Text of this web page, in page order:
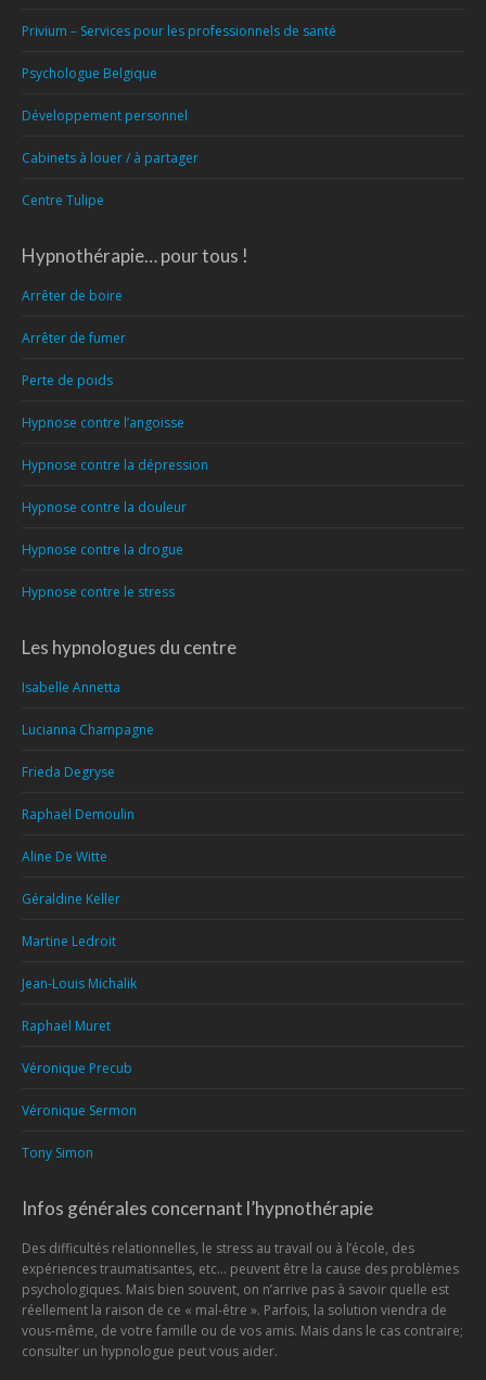
Privium – Services pour les professionnels de santé
Psychologue Belgique
Développement personnel
Cabinets à louer / à partager
Centre Tulipe
Hypnothérapie… pour tous !
Arrêter de boire
Arrêter de fumer
Perte de poids
Hypnose contre l’angoisse
Hypnose contre la dépression
Hypnose contre la douleur
Hypnose contre la drogue
Hypnose contre le stress
Les hypnologues du centre
Isabelle Annetta
Lucianna Champagne
Frieda Degryse
Raphaël Demoulin
Aline De Witte
Géraldine Keller
Martine Ledroit
Jean-Louis Michalik
Raphaël Muret
Véronique Precub
Véronique Sermon
Tony Simon
Infos générales concernant l’hypnothérapie
Des difficultés relationnelles, le stress au travail ou à l’école, des
expériences traumatisantes, etc... peuvent être la cause des problèmes
psychologiques. Mais bien souvent, on n’arrive pas à savoir quelle est
réellement la raison de ce « mal-être ». Parfois, la solution viendra de
vous-même, de votre famille ou de vos amis. Mais dans le cas contraire;
consulter un hypnologue peut vous aider.